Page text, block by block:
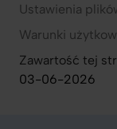
Ustawienia
Warunki
Zawartość tej
03-06-2026